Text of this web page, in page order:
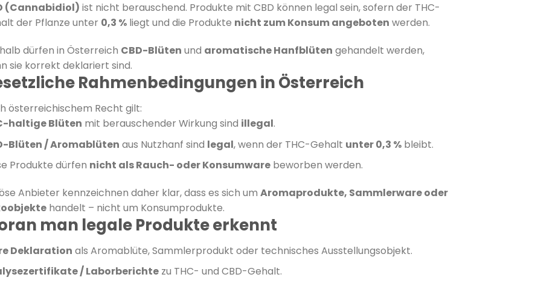
(Cannabidiol) ist nicht berauschend. Produkte mit CBD können legal sein, sofern der THC-
der Pflanze unter 0,3 % liegt und die Produkte nicht zum Konsum angeboten werden.
dürfen in Österreich CBD-Blüten und aromatische Hanfblüten gehandelt werden,
sie korrekt deklariert sind.
Rahmenbedingungen in Österreich
österreichischem Recht gilt:
haltige Blüten mit berauschender Wirkung sind illegal.
Blüten / Aromablüten aus Nutzhanf sind legal, wenn der THC-Gehalt unter 0,3 % bleibt.
Produkte dürfen nicht als Rauch- oder Konsumware beworben werden.
Anbieter kennzeichnen daher klar, dass es sich um Aromaprodukte, Sammlerware oder
handelt – nicht um Konsumprodukte.
man legale Produkte erkennt
Deklaration als Aromablüte, Sammlerprodukt oder technisches Ausstellungsobjekt.
/ Laborberichte zu THC- und CBD-Gehalt.